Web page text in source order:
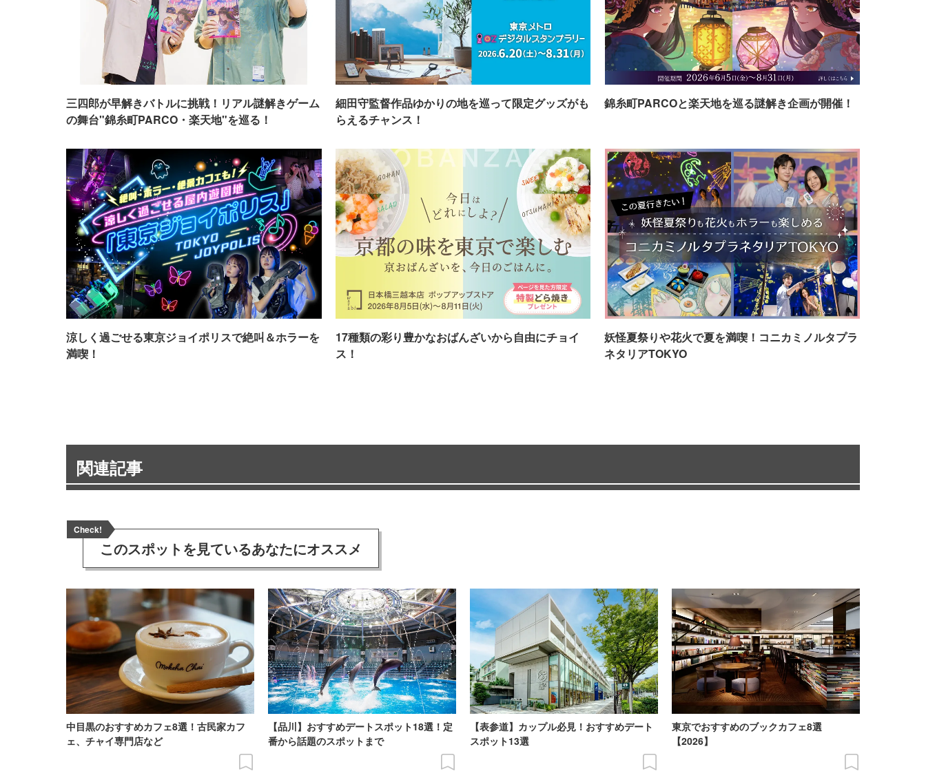
三四郎が早解きバトルに挑戦！リアル謎解きゲーム
の舞台"錦糸町PARCO・楽天地"を巡る！
細田守監督作品ゆかりの地を巡って限定グッズがも
らえるチャンス！
錦糸町PARCOと楽天地を巡る謎解き企画が開催！
涼しく過ごせる東京ジョイポリスで絶叫＆ホラーを
満喫！
17種類の彩り豊かなおばんざいから自由にチョイ
ス！
妖怪夏祭りや花火で夏を満喫！コニカミノルタプラ
ネタリアTOKYO
関連記事
Check!
このスポットを見ているあなたにオススメ
中目黒のおすすめカフェ8選！古民家カフ
ェ、チャイ専門店など
【品川】おすすめデートスポット18選！定
番から話題のスポットまで
【表参道】カップル必見！おすすめデート
スポット13選
東京でおすすめのブックカフェ8選
【2026】